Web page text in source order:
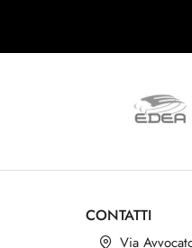
CONTATTI
Via